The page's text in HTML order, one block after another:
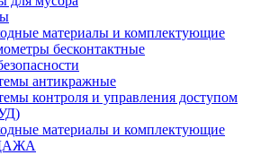
материалы и комплектующие
бесконтактные
антикражные
контроля и управления доступом
материалы и комплектующие